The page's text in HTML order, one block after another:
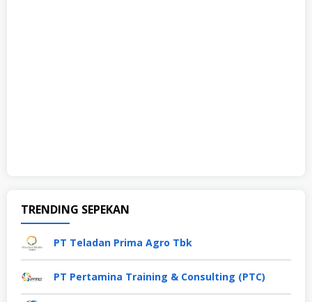
TRENDING SEPEKAN
PT Teladan Prima Agro Tbk
PT Pertamina Training & Consulting (PTC)